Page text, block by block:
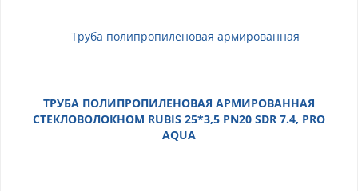
ТРУБА ПОЛИПРОПИЛЕНОВАЯ АРМИРОВАННАЯ
СТЕКЛОВОЛОКНОМ RUBIS 25*3,5 PN20 SDR 7.4, PRO
AQUA